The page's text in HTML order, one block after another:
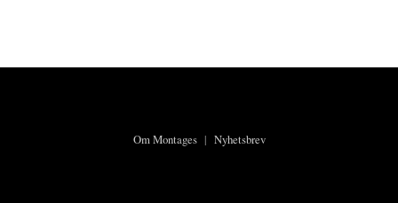
Om Montages| Nyhetsbrev